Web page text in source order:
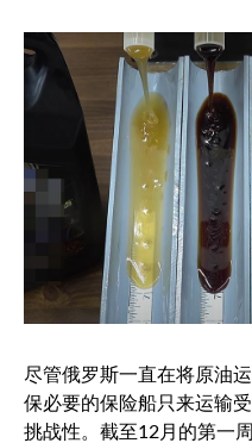
尽管俄罗斯一直在将原油
保必要的保险船只来运输
挑战性。截至12月的第一